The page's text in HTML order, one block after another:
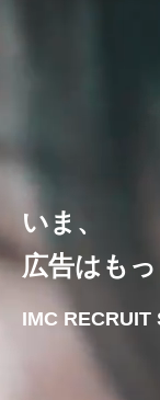
いま、
広告はもっ
IMC RECRUIT